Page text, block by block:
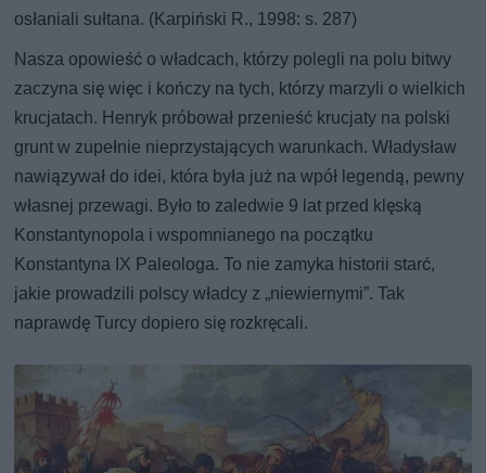
osłaniali sułtana. (Karpiński R., 1998: s. 287)
Nasza opowieść o władcach, którzy polegli na polu bitwy
zaczyna się więc i kończy na tych, którzy marzyli o wielkich
krucjatach. Henryk próbował przenieść krucjaty na polski
grunt w zupełnie nieprzystających warunkach. Władysław
nawiązywał do idei, która była już na wpół legendą, pewny
własnej przewagi. Było to zaledwie 9 lat przed klęską
Konstantynopola i wspomnianego na początku
Konstantyna IX Paleologa. To nie zamyka historii starć,
jakie prowadzili polscy władcy z „niewiernymi”. Tak
naprawdę Turcy dopiero się rozkręcali.